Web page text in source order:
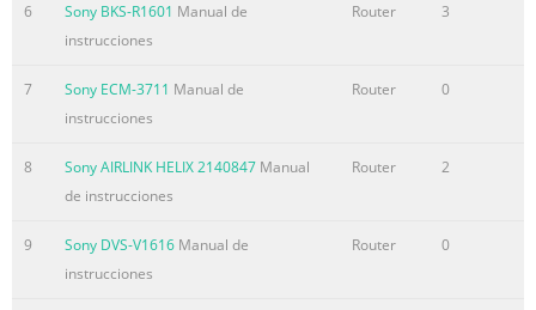
6 Sony BKS-R1601 Manual de
instrucciones
Router 3
7 Sony ECM-3711 Manual de
instrucciones
Router 0
8 Sony AIRLINK HELIX 2140847 Manual
de instrucciones
Router 2
9 Sony DVS-V1616 Manual de
instrucciones
Router 0